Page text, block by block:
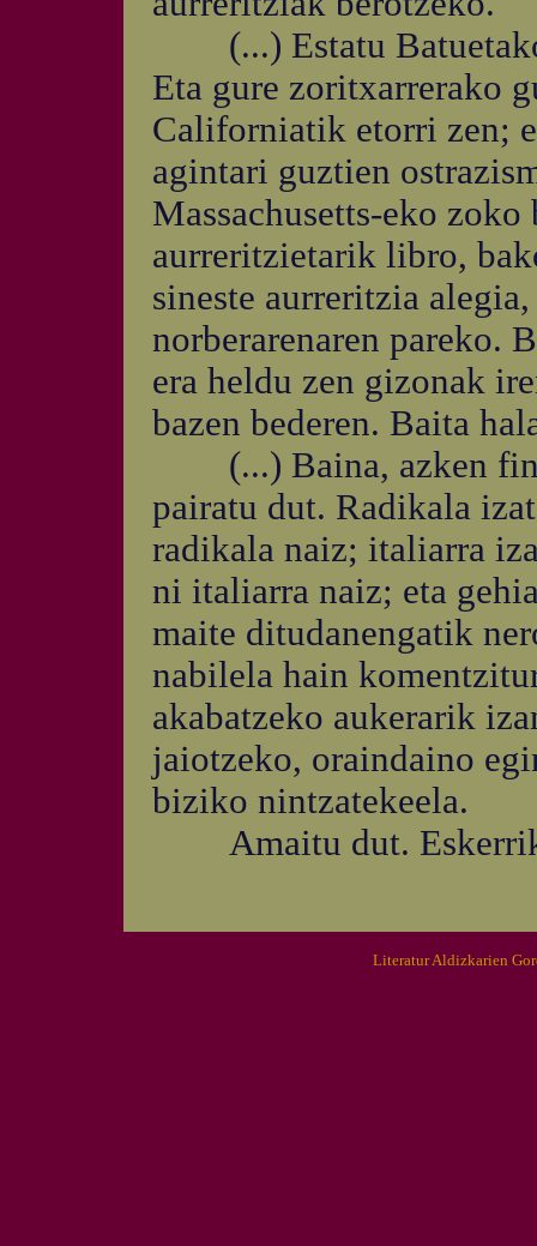
(...) Estatu Batuetako
Eta gure zoritxarrerako
Californiatik etorri zen;
agintari guztien
Massachusetts-eko zoko
aurreritzietarik libro,
sineste aurreritzia
norberarenaren pareko.
era heldu zen gizonak
bazen bederen. Baita
(...) Baina, azken
pairatu dut. Radikala
radikala naiz; italiarra
ni italiarra naiz; eta
maite ditudanengatik
nabilela hain
akabatzeko aukerarik
jaiotzeko, oraindaino
biziko nintzatekeela.
Amaitu dut.
Literatur Aldizkarien